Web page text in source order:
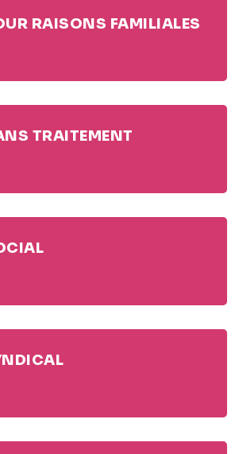
RAISONS FAMILIALES
TRAITEMENT